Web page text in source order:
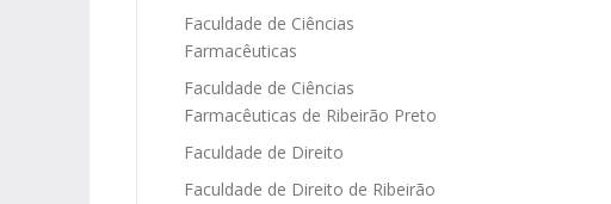
Faculdade de Ciências
Farmacêuticas
Faculdade de Ciências
Farmacêuticas de Ribeirão Preto
Faculdade de Direito
Faculdade de Direito de Ribeirão